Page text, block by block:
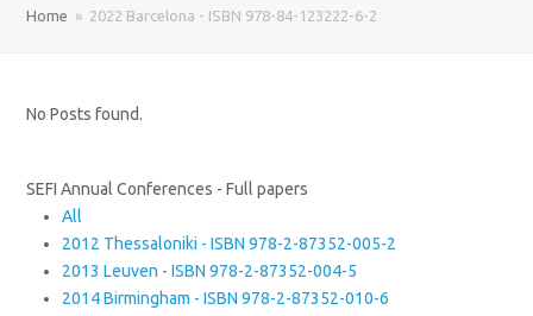
Home » 2022 Barcelona - ISBN 978-84-123222-6-2
No Posts found.
SEFI Annual Conferences - Full papers
All
2012 Thessaloniki - ISBN 978-2-87352-005-2
2013 Leuven - ISBN 978-2-87352-004-5
2014 Birmingham - ISBN 978-2-87352-010-6